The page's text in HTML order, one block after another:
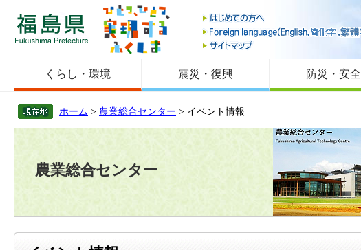
福島県
くらし・環境 震災・復興 防災・安全
ホーム > 農業総合センター > イベント情報
農業総合センター